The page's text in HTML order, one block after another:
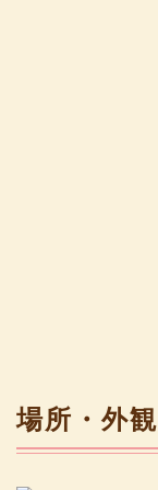
場所・外観